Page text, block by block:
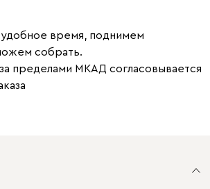
время, поднимем
собрать.
пределами МКАД согласовывается